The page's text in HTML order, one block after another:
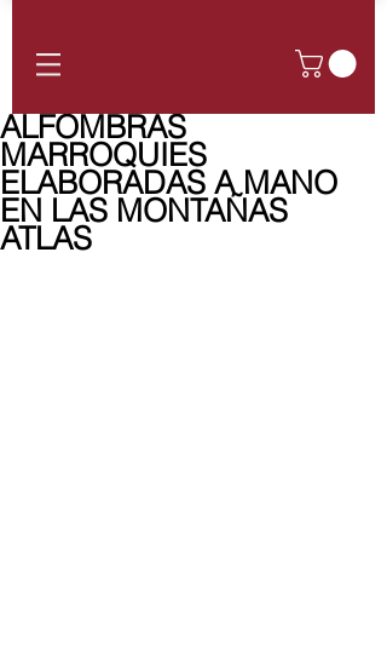
ALFOMBRAS
MARROQUIES
ELABORADAS A MANO
EN LAS MONTAÑAS
ATLAS